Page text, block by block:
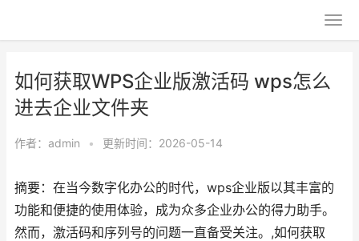
如何获取WPS企业版激活码 wps怎么
进去企业文件夹
作者： admin • 更新时间：2026-05-14
摘要：在当今数字化办公的时代，wps企业版以其丰富的
功能和便捷的使用体验，成为众多企业办公的得力助手。
然而，激活码和序列号的问题一直备受关注。,如何获取